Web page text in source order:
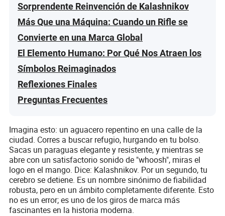
Sorprendente Reinvención de Kalashnikov
Más Que una Máquina: Cuando un Rifle se
Convierte en una Marca Global
El Elemento Humano: Por Qué Nos Atraen los
Símbolos Reimaginados
Reflexiones Finales
Preguntas Frecuentes
Imagina esto: un aguacero repentino en una calle de la
ciudad. Corres a buscar refugio, hurgando en tu bolso.
Sacas un paraguas elegante y resistente, y mientras se
abre con un satisfactorio sonido de "whoosh", miras el
logo en el mango. Dice: Kalashnikov. Por un segundo, tu
cerebro se detiene. Es un nombre sinónimo de fiabilidad
robusta, pero en un ámbito completamente diferente. Esto
no es un error; es uno de los giros de marca más
fascinantes en la historia moderna.